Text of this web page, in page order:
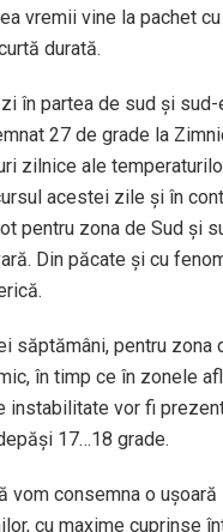
vremii vine la pachet
durată.
în partea de sud și
27 de grade la
zilnice ale
acestei zile și în
pentru zona de Sud și
Din păcate și cu
săptămâni, pentru
în timp ce în zonele
instabilitate vor fi
17…18 grade.
vom consemna o
cu maxime cuprinse